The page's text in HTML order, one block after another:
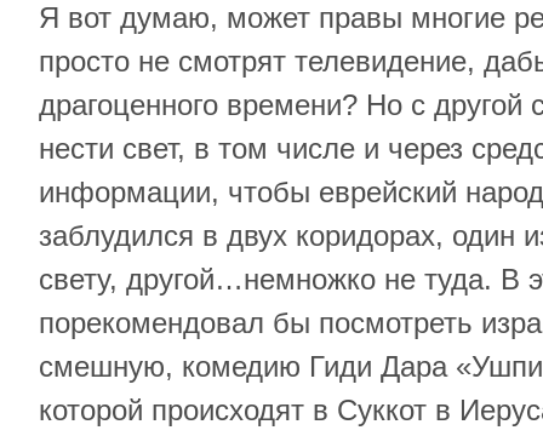
Я вот думаю, может правы многие
просто не смотрят телевидение,
драгоценного времени? Но с другой
нести свет, в том числе и через
информации, чтобы еврейский
заблудился в двух коридорах, один
свету, другой…немножко не туда. В
порекомендовал бы посмотреть
смешную, комедию Гиди Дара
которой происходят в Суккот в